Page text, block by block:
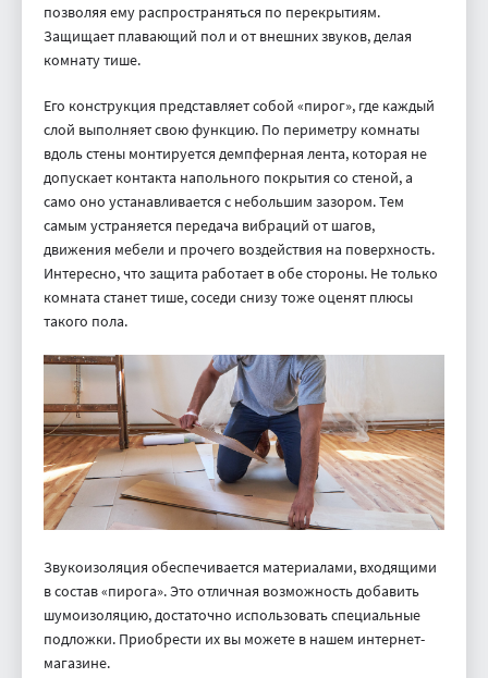
позволяя ему распространяться по перекрытиям.
Защищает плавающий пол и от внешних звуков, делая
комнату тише.
Его конструкция представляет собой «пирог», где каждый
слой выполняет свою функцию. По периметру комнаты
вдоль стены монтируется демпферная лента, которая не
допускает контакта напольного покрытия со стеной, а
само оно устанавливается с небольшим зазором. Тем
самым устраняется передача вибраций от шагов,
движения мебели и прочего воздействия на поверхность.
Интересно, что защита работает в обе стороны. Не только
комната станет тише, соседи снизу тоже оценят плюсы
такого пола.
Звукоизоляция обеспечивается материалами, входящими
в состав «пирога». Это отличная возможность добавить
шумоизоляцию, достаточно использовать специальные
подложки. Приобрести их вы можете в нашем интернет-
магазине.